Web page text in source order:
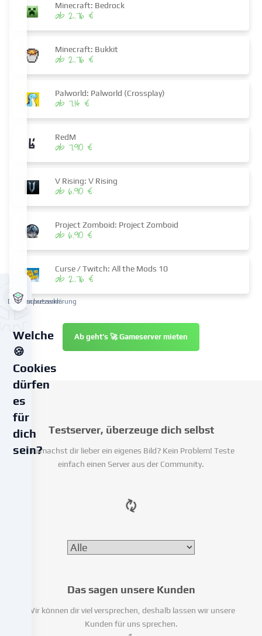
Minecraft: Bedrock
ab 2.76 €
Minecraft: Bukkit
ab 2.76 €
Palworld: Palworld (Crossplay)
ab 7.14 €
RedM
ab 7.90 €
V Rising: V Rising
ab 6.90 €
Project Zomboid: Project Zomboid
ab 6.90 €
Curse / Twitch: All the Mods 10
ab 2.76 €
Ab geht’s 🚀 Gameserver mieten
Testserver, überzeuge dich selbst
Du machst dir lieber ein eigenes Bild? Kein Problem! Teste
einfach einen Server aus der Community.
Das sagen unsere Kunden
Wir können dir viel versprechen, deshalb lassen wir unsere
Kunden für uns sprechen.
Datenschutzerklärung
Impressum
Welche
🍪
Cookies
dürfen
es
für
dich
sein?
deine
personenbezogenen